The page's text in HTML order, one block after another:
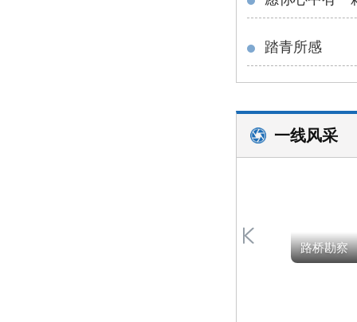
踏青所感
一线风采
路桥勘察